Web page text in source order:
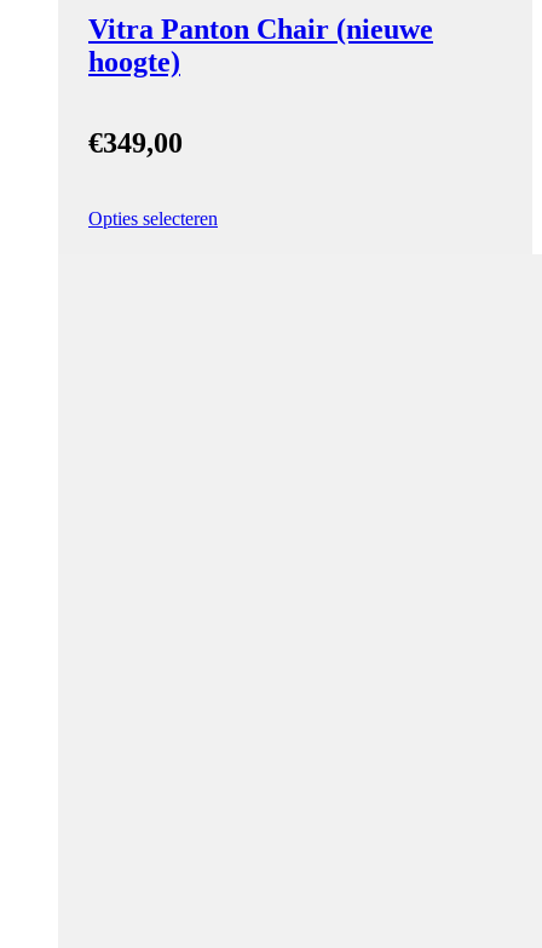
Vitra Panton Chair (nieuwe
hoogte)
€349,00
Opties selecteren